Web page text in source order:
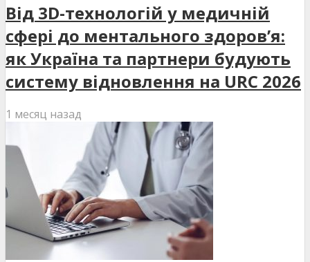
Від 3D-технологій у медичній
сфері до ментального здоров’я:
як Україна та партнери будують
систему відновлення на URC 2026
1 месяц назад